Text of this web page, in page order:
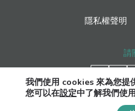
隱私權聲明
請
我們使用 cookies 來為您提
您可以在設定中了解我們使